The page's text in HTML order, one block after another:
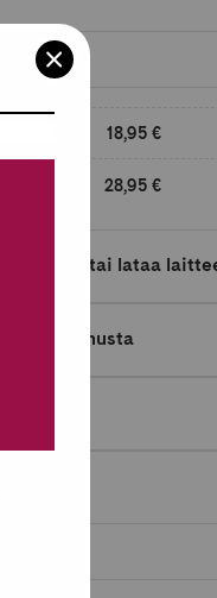
18,95 €
28,95 €
tai lataa
5 % bonusta